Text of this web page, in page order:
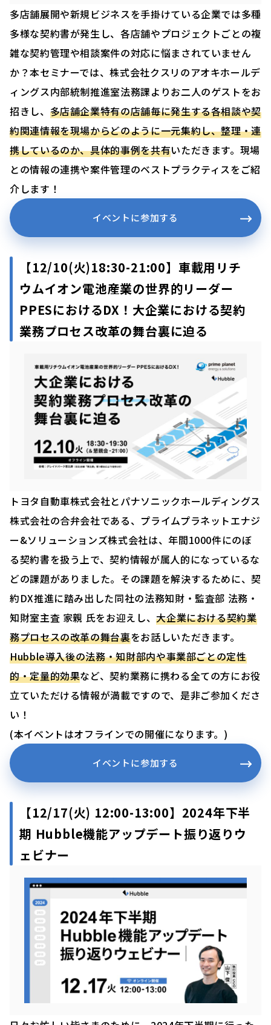
多店舗展開や新規ビジネスを手掛けている企業では多種
多様な契約書が発生し、各店舗やプロジェクトごとの複
雑な契約管理や相談案件の対応に悩まされていません
か？本セミナーでは、株式会社クスリのアオキホールデ
ィングス内部統制推進室法務課よりお二人のゲストをお
招きし、 多店舗企業特有の店舗毎に発生する各相談や契
約関連情報を現場からどのように一元集約し、整理・連
携しているのか、具体的事例を共有いただきます。現場
との情報の連携や案件管理のベストプラクティスをご紹
介します！
イベントに参加する
【12/10(火)18:30-21:00】車載用リチ
ウムイオン電池産業の世界的リーダー
PPESにおけるDX！大企業における契約
業務プロセス改革の舞台裏に迫る
トヨタ自動車株式会社とパナソニックホールディングス
株式会社の合弁会社である、プライムプラネットエナジ
ー&ソリューションズ株式会社は、年間1000件にのぼ
る契約書を扱う上で、契約情報が属人的になっているな
どの課題がありました。その課題を解決するために、契
約DX推進に踏み出した同社の法務知財・監査部 法務・
知財室主査 家親 氏をお迎えし、大企業における契約業
務プロセスの改革の舞台裏をお話しいただきます。
Hubble導入後の法務・知財部内や事業部ごとの定性
的・定量的効果など、契約業務に携わる全ての方にお役
立ていただける情報が満載ですので、是非ご参加くださ
い！
(本イベントはオフラインでの開催になります。)
イベントに参加する
【12/17(火) 12:00-13:00】2024年下半
期 Hubble機能アップデート振り返りウ
ェビナー